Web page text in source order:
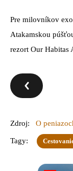
Pre milovníkov
Atakamskou
rezort Our Habitas
Zdroj: O
Tagy: